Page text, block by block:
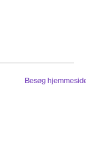
Besøg